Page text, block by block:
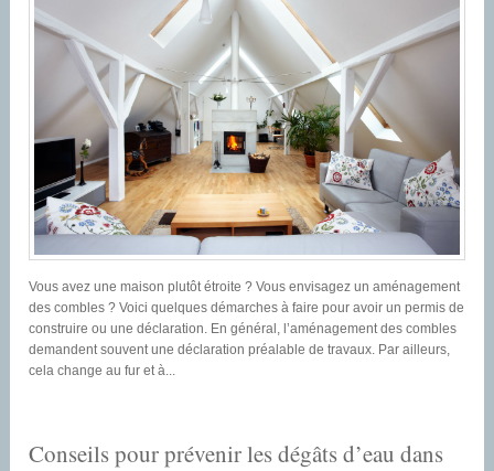
Vous avez une maison plutôt étroite ? Vous envisagez un aménagement
des combles ? Voici quelques démarches à faire pour avoir un permis de
construire ou une déclaration. En général, l’aménagement des combles
demandent souvent une déclaration préalable de travaux. Par ailleurs,
cela change au fur et à...
Conseils pour prévenir les dégâts d’eau dans